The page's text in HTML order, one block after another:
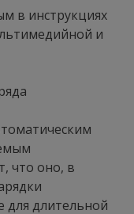
в инструкциях
и
что оно, в
для длительной